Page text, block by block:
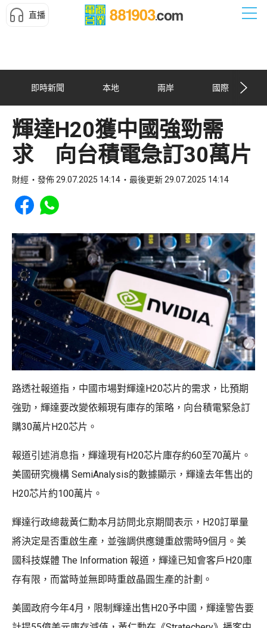
直播
即時新聞 本地 兩岸 國際
輝達H20獲中國強勁需
求 向台積電急訂30萬片
財經 發佈 29.07.2025 14:14 最後更新 29.07.2025 14:14
Share to Facebook
Share to WhatsApp
路透社報道指，中國市場對輝達H20芯片的需求，比預期
強勁，輝達要改變依賴現有庫存的策略，向台積電緊急訂
購30萬片H20芯片。
報道引述消息指，輝達現有H20芯片庫存約60至70萬片。
美國研究機構 SemiAnalysis的數據顯示，輝達去年售出的
H20芯片約100萬片。
輝達行政總裁黃仁勳本月訪問北京期間表示，H20訂單量
將決定是否重啟生產，並強調供應鏈重啟需時9個月。美
國科技媒體 The Information 報道，輝達已知會客戶H20庫
存有限，而當時並無即時重啟晶圓生產的計劃。
美國政府今年4月，限制輝達出售H20予中國，輝達警告要